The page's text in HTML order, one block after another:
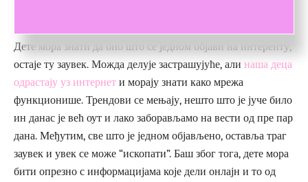
Дете мора знати да оно што се једном објави на интеренту,
остаје ту заувек. Можда делује застрашујуће, али наша деца
одрастају уз интернет и морају знати како мрежа
функционише. Трендови се мењају, нешто што је јуче било
ин данас је већ оут и лако заборављамо на вести од пре пар
дана. Међутим, све што је једном објављено, оставља траг
заувек и увек се може “ископати”. Баш због тога, дете мора
бити опрезно с информацијама које дели онлајн и то од